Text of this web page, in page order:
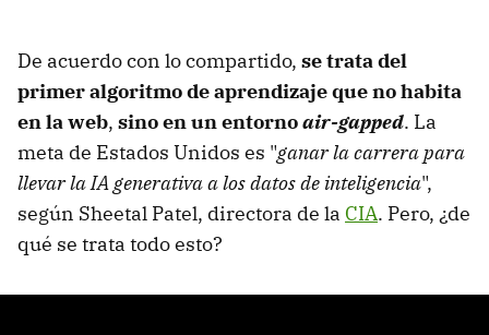
De acuerdo con lo compartido, se trata del
primer algoritmo de aprendizaje que no habita
en la web, sino en un entornoair-gapped. La
meta de Estados Unidos es "ganar la carrera para
llevar la IA generativa a los datos de inteligencia",
según Sheetal Patel, directora de la CIA. Pero, ¿de
qué se trata todo esto?